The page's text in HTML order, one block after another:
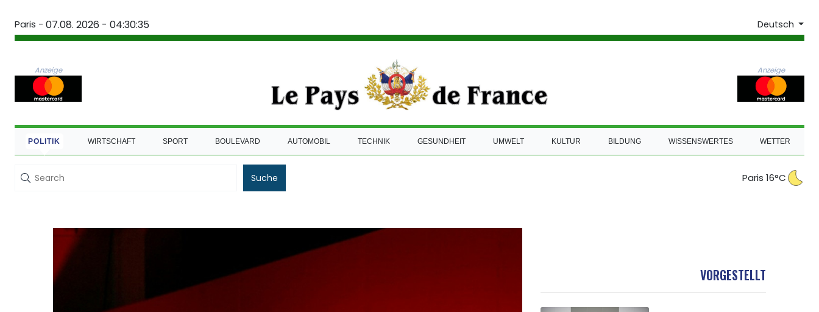
Paris - 07.08. 2026 - 04:30:35 Deutsch
Anzeige Anzeige
POLITIK WIRTSCHAFT SPORT BOULEVARD AUTOMOBIL TECHNIK GESUNDHEIT UMWELT KULTUR BILDUNG WISSENSWERTES WETTER
Suche Paris 16°C
VORGESTELLT